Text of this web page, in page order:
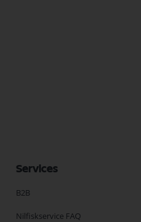
Services
B2B
Nilfiskservice FAQ